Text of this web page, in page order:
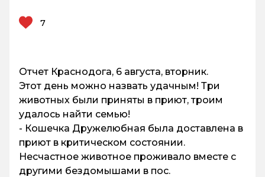
7
Отчет Краснодога, 6 августа, вторник.
Этот день можно назвать удачным! Три
животных были приняты в приют, троим
удалось найти семью!
- Кошечка Дружелюбная была доставлена в
приют в критическом состоянии.
Несчастное животное проживало вместе с
другими бездомышами в пос.